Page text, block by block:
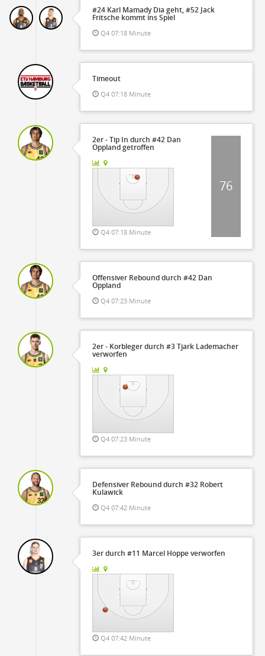
#24 Karl Mamady Dia geht, #52 Jack
Fritsche kommt ins Spiel
Q4 07:18 Minute
Timeout
Q4 07:18 Minute
2er - Tip In durch #42 Dan
Oppland getroffen
Q4 07:18 Minute
76
Offensiver Rebound durch #42 Dan
Oppland
Q4 07:23 Minute
2er - Korbleger durch #3 Tjark Lademacher
verworfen
Q4 07:23 Minute
Defensiver Rebound durch #32 Robert
Kulawick
Q4 07:42 Minute
3er durch #11 Marcel Hoppe verworfen
Q4 07:42 Minute